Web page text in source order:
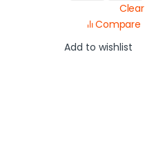
Clear
Compare
Add to wishlist